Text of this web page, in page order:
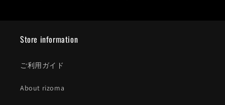
Store information
ご利用ガイド
About rizoma